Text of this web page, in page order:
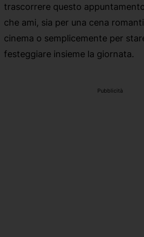
trascorrere questo
che ami, sia per una cena
cinema o semplicemente per
festeggiare insieme la giornata.
Pubblicità